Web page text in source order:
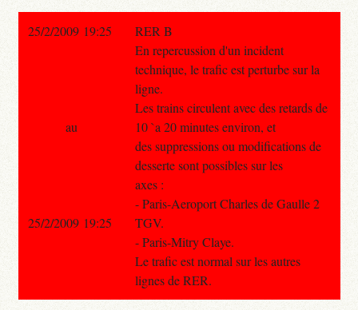
25/2/2009 19:25
RER B
En repercussion d'un incident
technique, le trafic est perturbe sur la
ligne.
Les trains circulent avec des retards de
10 `a 20 minutes environ, et
des suppressions ou modifications de
desserte sont possibles sur les
axes :
- Paris-Aeroport Charles de Gaulle 2
TGV.
- Paris-Mitry Claye.
Le trafic est normal sur les autres
lignes de RER.
au
25/2/2009 19:25